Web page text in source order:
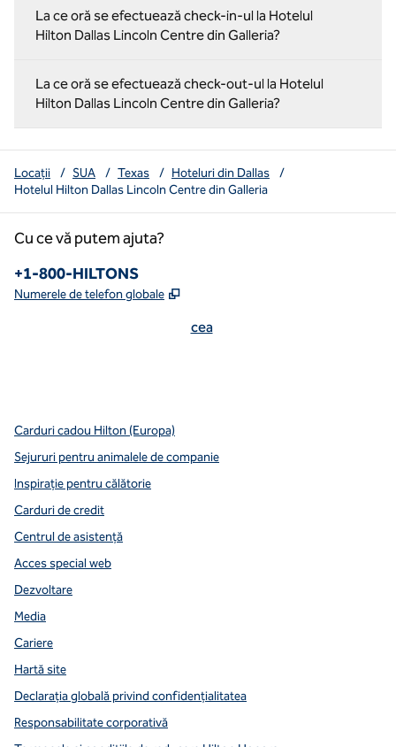
La ce oră se efectuează check-in-ul la Hotelul
Hilton Dallas Lincoln Centre din Galleria?
La ce oră se efectuează check-out-ul la Hotelul
Hilton Dallas Lincoln Centre din Galleria?
Locații / SUA / Texas / Hoteluri din Dallas
/
Hotelul Hilton Dallas Lincoln Centre din Galleria
Cu ce vă putem ajuta?
Numărul de telefon:
+1-800-HILTONS
Numerele de telefon globale ,
cea
Carduri cadou Hilton (Europa)
Sejururi pentru animalele de companie
Inspirație pentru călătorie
Carduri de credit
Centrul de asistență
Acces special web
Dezvoltare
Media
Cariere
Hartă site
Declarația globală privind confidenţialitatea
Responsabilitate corporativă